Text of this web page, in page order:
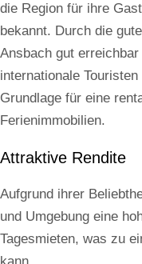
die Region für ihre
bekannt. Durch die
Ansbach gut
internationale
Grundlage für eine
Ferienimmobilien.
Attraktive Rendite
Aufgrund ihrer
und Umgebung eine
Tagesmieten, was zu